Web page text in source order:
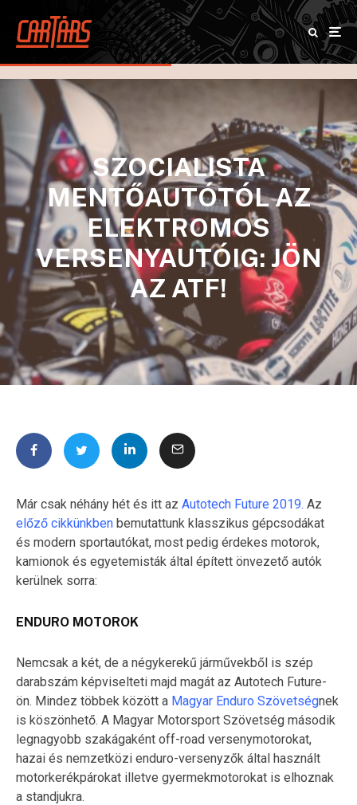
SZOCIALISTA
MENTŐAUTÓTÓL AZ
ELEKTROMOS
VERSENYAUTÓIG: JÖN
AZ ATF!
Már csak néhány hét és itt az Autotech Future 2019. Az
előző cikkünkben bemutattunk klasszikus gépcsodákat
és modern sportautókat, most pedig érdekes motorok,
kamionok és egyetemisták által épített önvezető autók
kerülnek sorra:
ENDURO MOTOROK
Nemcsak a két, de a négykerekű járművekből is szép
darabszám képviselteti majd magát az Autotech Future-
ön. Mindez többek között a Magyar Enduro Szövetségnek
is köszönhető. A Magyar Motorsport Szövetség második
legnagyobb szakágaként off-road versenymotorokat,
hazai és nemzetközi enduro-versenyzők által használt
motorkerékpárokat illetve gyermekmotorokat is elhoznak
a standjukra.